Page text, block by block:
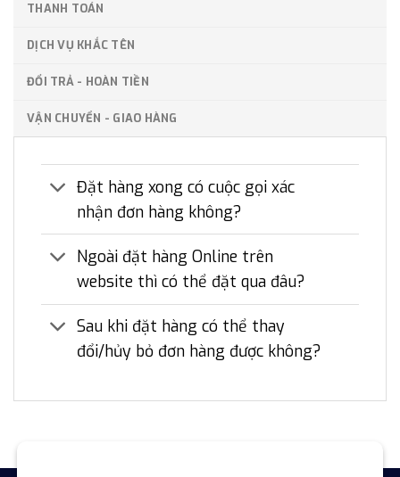
THANH TOÁN
DỊCH VỤ KHẮC TÊN
ĐỔI TRẢ - HOÀN TIỀN
VẬN CHUYỂN - GIAO HÀNG
Đặt hàng xong có cuộc gọi xác
nhận đơn hàng không?
Ngoài đặt hàng Online trên
website thì có thể đặt qua đâu?
Sau khi đặt hàng có thể thay
đổi/hủy bỏ đơn hàng được không?